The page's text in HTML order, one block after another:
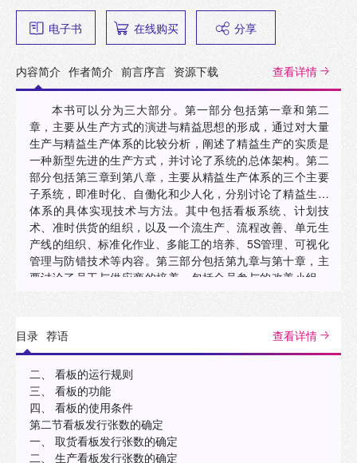
电子书 在线购买 分享
内容简介 作者简介 前言序言 资源下载 查看详情
本书可以分为三大部分。第一部分包括第一章和第二
章，主要从生产方式的演进与精益思想的形成，通过对大量
生产与精益生产体系的比较分析，阐述了精益生产的实质是
一种新型先进的生产方式，并讨论了系统的总体架构。第二
部分包括第三章到第八章，主要从精益生产体系的三个主要
子系统，即准时化、自働化和少人化，分别讨论了精益生产
体系的具体实现技术与方法。其中包括看板系统、计划技
术、准时供货的组织，以及一个流生产、流程改善、单元生
产线的组织、标准化作业、多能工的培养、5S管理、可视化
管理与防错技术等内容。第三部分包括第九章与第十章，主
要讨论了员工与供应商的培养，包括全员参与的改善小组、
际运行的生产系统，有许多独特的技术与方法。但本书并不
是孤立地讲解各种技术与方法，而是从系统整体，以及思想
用； 同时，通过技术与方法的讨论，进一步深入理解精益思
想，力求帮助读者全面、系统地了解精益生产的思想、体系
与方法。
目录 荐语 查看详情
二、 看板的运行规则
三、 看板的功能
四、 看板的使用条件
第二节看板发行张数的确定
一、 取货看板发行张数的确定
二、 生产看板发行张数的确定